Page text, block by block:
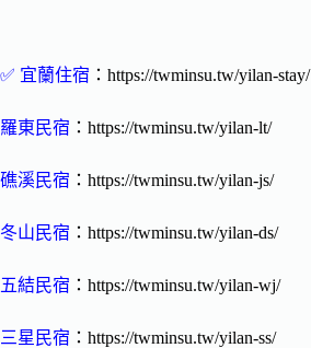
✅ 宜蘭住宿 ：https://twminsu.tw/yilan-stay/
羅東民宿 ：https://twminsu.tw/yilan-lt/
礁溪民宿 ：https://twminsu.tw/yilan-js/
冬山民宿 ：https://twminsu.tw/yilan-ds/
五結民宿 ：https://twminsu.tw/yilan-wj/
三星民宿 ：https://twminsu.tw/yilan-ss/